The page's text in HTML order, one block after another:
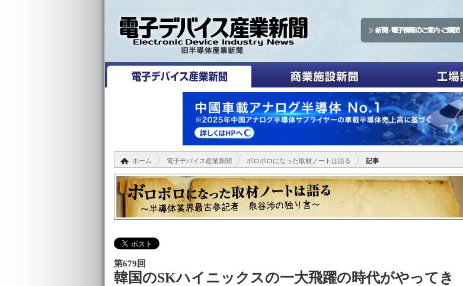
ホーム 電子デバイス産業新聞 ボロボロになった取材ノートは語る 記事
第679回
韓国のSKハイニックスの一大飛躍の時代がやってき